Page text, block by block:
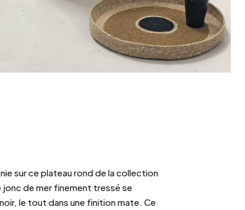
Argenté
sur ce plateau rond de la collection
jonc de mer finement tressé se
le tout dans une finition mate. Ce